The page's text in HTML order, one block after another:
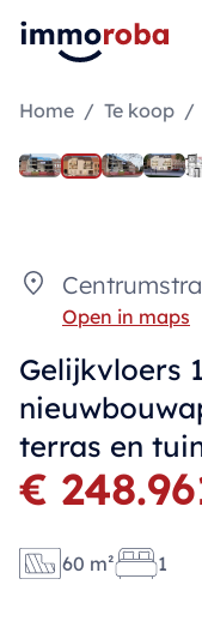
Home / Te koop /
Open in maps
Gelijkvloers
terras en
€
60 m² 1